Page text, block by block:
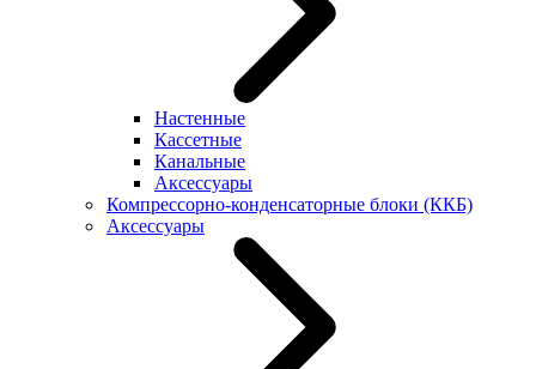
Настенные
Кассетные
Канальные
Аксессуары
Компрессорно-конденсаторные блоки (ККБ)
Аксессуары